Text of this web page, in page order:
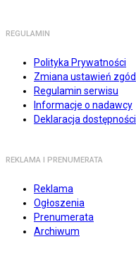
REGULAMIN
Polityka Prywatności
Zmiana ustawień zgód
Regulamin serwisu
Informacje o nadawcy
Deklaracja dostępności
REKLAMA I PRENUMERATA
Reklama
Ogłoszenia
Prenumerata
Archiwum